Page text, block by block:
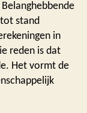
stand
in
reden is dat
Het vormt de